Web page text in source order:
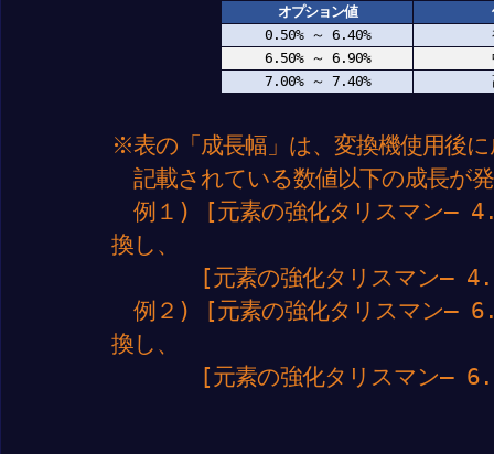
オプション値
0.50% ～ 6.40%
6.50% ～ 6.90%
7.00% ～ 7.40%
※表の「成長幅」は、変換機使用後
記載されている数値以下の成長が
例１) [元素の強化タリスマン–
換し、
[元素の強化タリスマン–
例２) [元素の強化タリスマン–
換し、
[元素の強化タリスマン–